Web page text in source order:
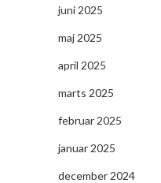
juni 2025
maj 2025
april 2025
marts 2025
februar 2025
januar 2025
december 2024